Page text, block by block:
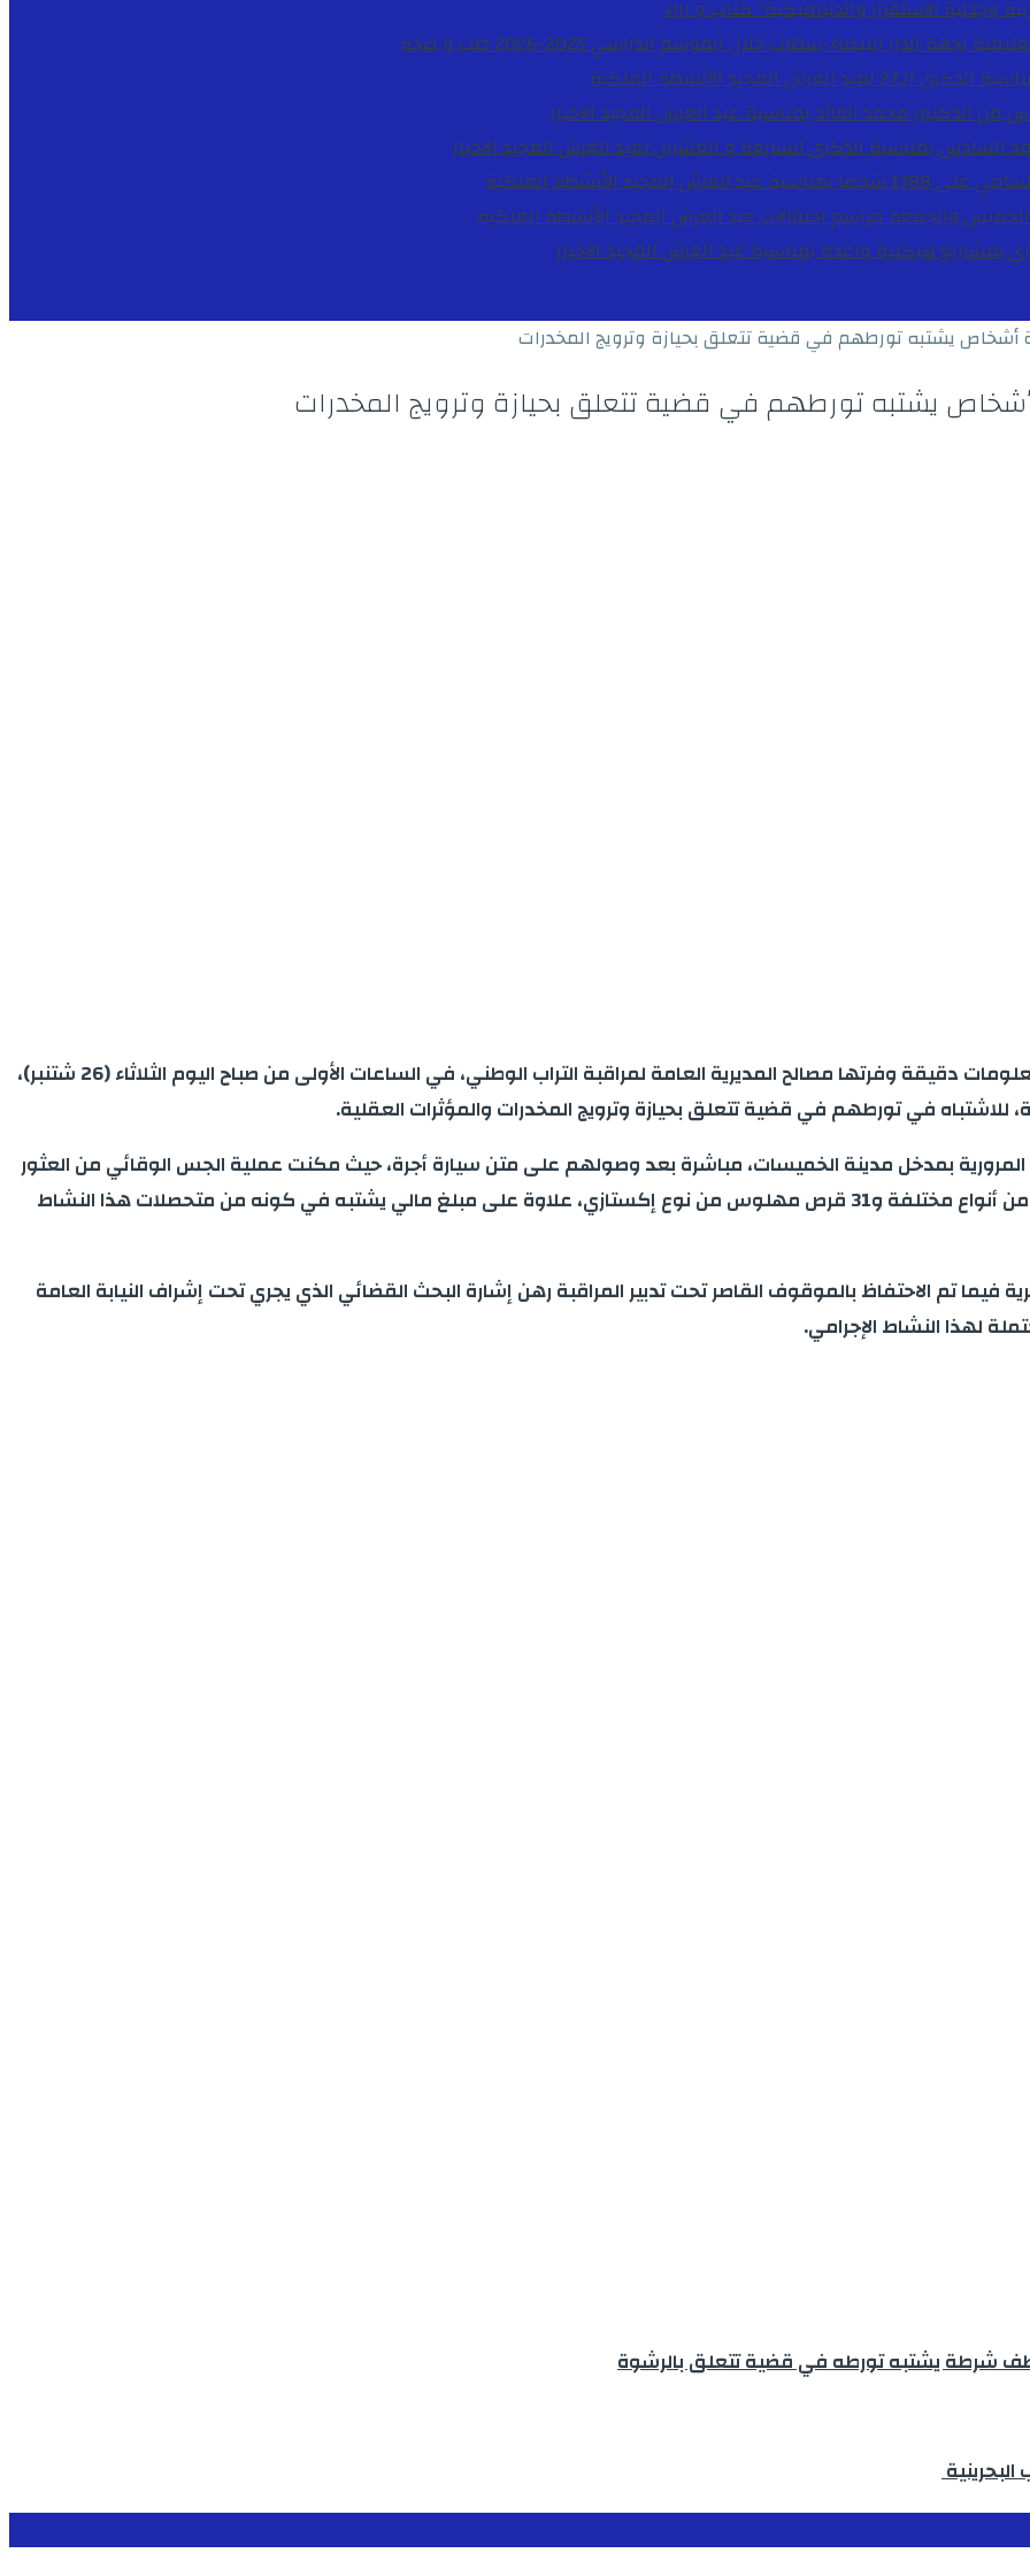
وجدلية الاستقرار والديناميكية”كتاب و اراء
طب و صحة
لعيد العرش المجيد
الأنشطة الملكية
من الدكتور محمد الفائد بمناسبة عيد العرش المجيدالاخبار
السادس بمناسبة الذكرى السابعة و العشرين لعيد العرش المجيدالاخبار
عيد العرش المجيد
الأنشطة الملكية
والجمعة مراسم احتفالات عيد العرش المجيدالأنشطة الملكية
بمشاريع هيكلية واعدة بمناسبة عيد العرش المجيدالاخبار
أشخاص يشتبه تورطهم في قضية تتعلق بحيازة وترويج المخدرات
يشتبه تورطهم في قضية تتعلق بحيازة وترويج المخدرات
تمكنت فرقة الشرطة القضائية بمدينة الخميسات، بناًء على معلومات دقيقة وفرتها مصالح المديرية العامة لمراقبة التراب الوطني، في الساعات الأولى من صباح اليوم الثلاثاء (26 شتنبر)،
بمدخل مدينة الخميسات، مباشرة بعد وصولهم على متن سيارة أجرة، حيث مكنت عملية الجس الوقائي من العثور
بحوزتهم على 811 قرص مخدر، من بينها 780 قرص طبي مخدر من أنواع مختلفة و31 قرص مهلوس من نوع إكستازي، علاوة على مبلغ مالي يشتبه في كونه من متحصلات هذا النشاط
فيما تم الاحتفاظ بالموقوف القاصر تحت تدبير المراقبة رهن إشارة البحث القضائي الذي يجري تحت إشراف النيابة العامة
لهذا النشاط الإجرامي.
شرطة يشتبه تورطه في قضية تتعلق بالرشوة